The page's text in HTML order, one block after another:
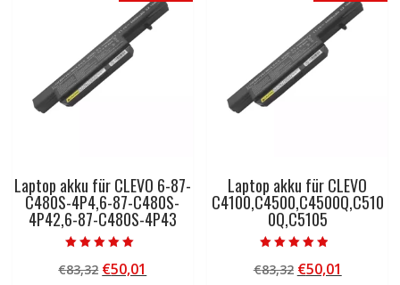
Laptop akku für CLEVO 6-87-
C480S-4P4,6-87-C480S-
4P42,6-87-C480S-4P43
5.00
von 5
€83,32 Ursprünglicher
€50,01
Laptop akku für CLEVO
C4100,C4500,C4500Q,C510
0Q,C5105
4.50
von 5
€83,32 Ursprünglicher
€50,01